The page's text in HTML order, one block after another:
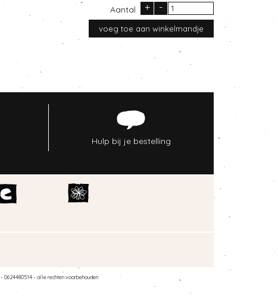
Aantal + -
Hulp bij je bestelling
- 0624480514 - alle rechten voorbehouden